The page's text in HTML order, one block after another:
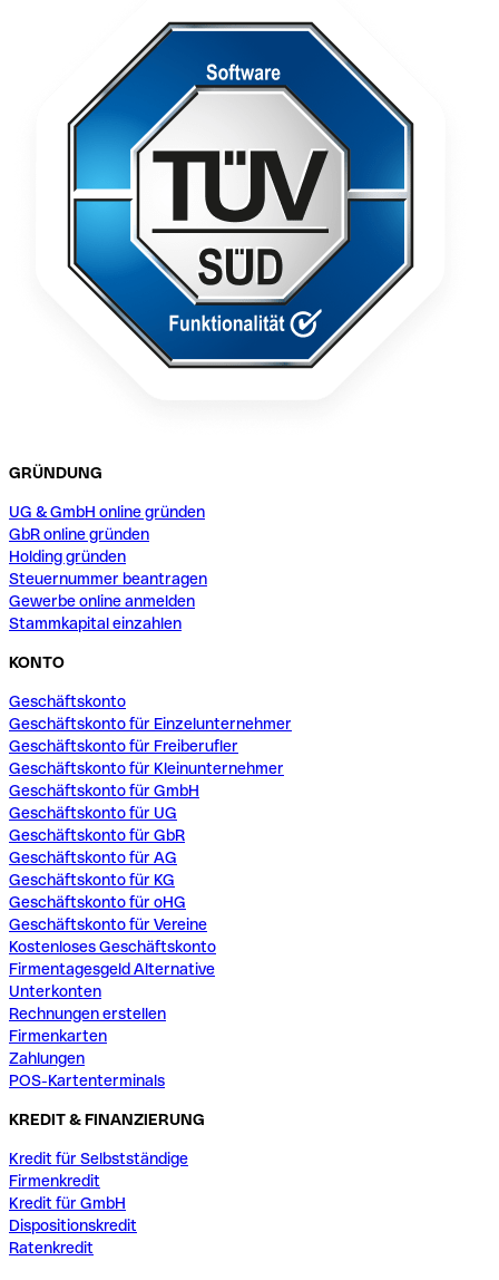
GRÜNDUNG
UG & GmbH online gründen
GbR online gründen
Holding gründen
Steuernummer beantragen
Gewerbe online anmelden
Stammkapital einzahlen
KONTO
Geschäftskonto
Geschäftskonto für Einzelunternehmer
Geschäftskonto für Freiberufler
Geschäftskonto für Kleinunternehmer
Geschäftskonto für GmbH
Geschäftskonto für UG
Geschäftskonto für GbR
Geschäftskonto für AG
Geschäftskonto für KG
Geschäftskonto für oHG
Geschäftskonto für Vereine
Kostenloses Geschäftskonto
Firmentagesgeld Alternative
Unterkonten
Rechnungen erstellen
Firmenkarten
Zahlungen
POS-Kartenterminals
KREDIT & FINANZIERUNG
Kredit für Selbstständige
Firmenkredit
Kredit für GmbH
Dispositionskredit
Ratenkredit